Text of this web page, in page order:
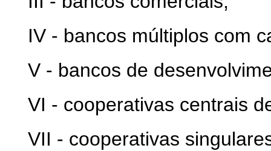
IV - bancos múltiplos com
V - bancos de
VI - cooperativas centrais
VII - cooperativas